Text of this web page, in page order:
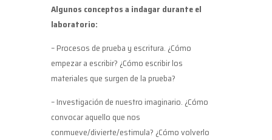
Algunos conceptos a indagar durante el
laboratorio:
– Procesos de prueba y escritura. ¿Cómo
empezar a escribir? ¿Cómo escribir los
materiales que surgen de la prueba?
– Investigación de nuestro imaginario. ¿Cómo
convocar aquello que nos
conmueve/divierte/estimula? ¿Cómo volverlo